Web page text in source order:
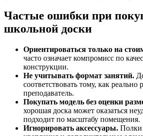
Частые ошибки при
школьной доски
Ориентироваться только на
часто означает компромисс по
конструкции.
Не учитывать формат занятий.
соответствовать тому, как реально
преподаватель.
Покупать модель без оценки
хорошая доска может оказаться
подходит по масштабу помещения.
Игнорировать аксессуары. Полки